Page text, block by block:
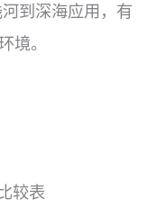
到深海应用，有
境。